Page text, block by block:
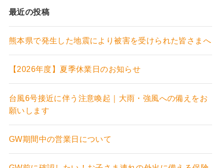
最近の投稿
熊本県で発生した地震により被害を受けられた皆さまへ
【2026年度】夏季休業日のお知らせ
台風6号接近に伴う注意喚起｜大雨・強風への備えをお
願いします
GW期間中の営業日について